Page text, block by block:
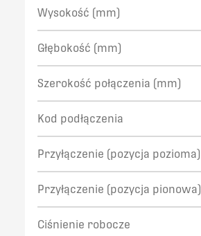
Wysokość (mm)
Głębokość (mm)
Szerokość połączenia (mm)
Kod podłączenia
Przyłączenie (pozycja pozioma)
Przyłączenie (pozycja pionowa)
Ciśnienie robocze